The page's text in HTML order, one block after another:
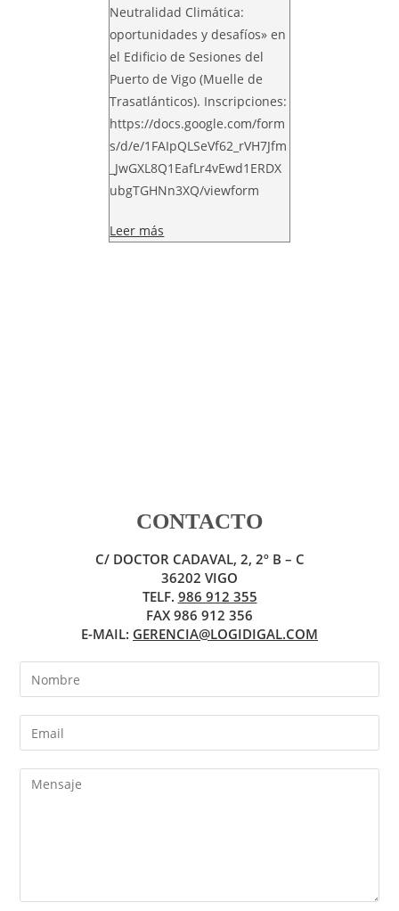
Neutralidad Climática:
oportunidades y desafíos» en
el Edificio de Sesiones del
Puerto de Vigo (Muelle de
Trasatlánticos). Inscripciones:
https://docs.google.com/form
s/d/e/1FAIpQLSeVf62_rVH7Jfm
_JwGXL8Q1EafLr4vEwd1ERDX
ubgTGHNn3XQ/viewform
Leer más
CONTACTO
C/ DOCTOR CADAVAL, 2, 2º B – C
36202 VIGO
TELF. 986 912 355
FAX 986 912 356
E-MAIL: GERENCIA@LOGIDIGAL.COM